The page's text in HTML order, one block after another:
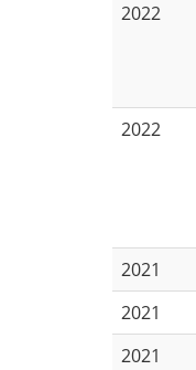
2022
2022
2021
2021
2021